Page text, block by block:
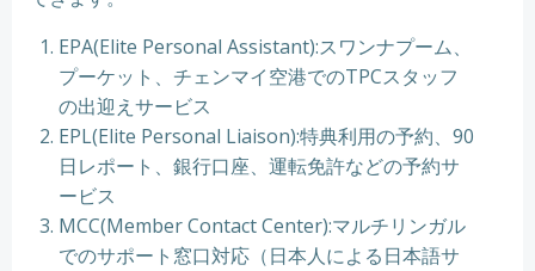
EPA(Elite Personal Assistant):スワンナプーム、
プーケット、チェンマイ空港でのTPCスタッフ
の出迎えサービス
EPL(Elite Personal Liaison):特典利用の予約、90
日レポート、銀行口座、運転免許などの予約サ
ービス
MCC(Member Contact Center):マルチリンガル
でのサポート窓口対応（日本人による日本語サ